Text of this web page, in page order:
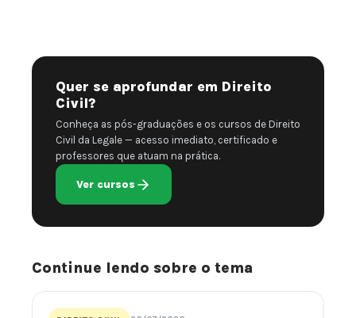
Quer se aprofundar em Direito
Civil?
Conheça as pós-graduações e os cursos de Direito
Civil da Legale — acesso imediato, certificado e
professores que atuam na prática.
Ver cursos
Continue lendo sobre o tema